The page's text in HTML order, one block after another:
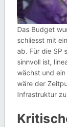
Das Budget
schliesst mit
ab. Für die SP
sinnvoll ist,
wächst und
wäre der
Infrastruktur